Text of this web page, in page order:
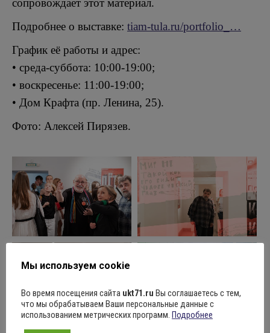
сопровождает этот материал.
Подробнее о выставке: tiam-tula.ru/portfolio_…
График её работы и адрес:
• среда-суббота: 10:00-19:00;
• воскресенье: 11:00-19:00;
• Дом Крафта (пр. Ленина, 25).
Фото: Алексей Пирязев.
Мы используем cookie
Во время посещения сайта ukt71.ru Вы соглашаетесь с тем,
что мы обрабатываем Ваши персональные данные с
использованием метрических программ. Подробнее